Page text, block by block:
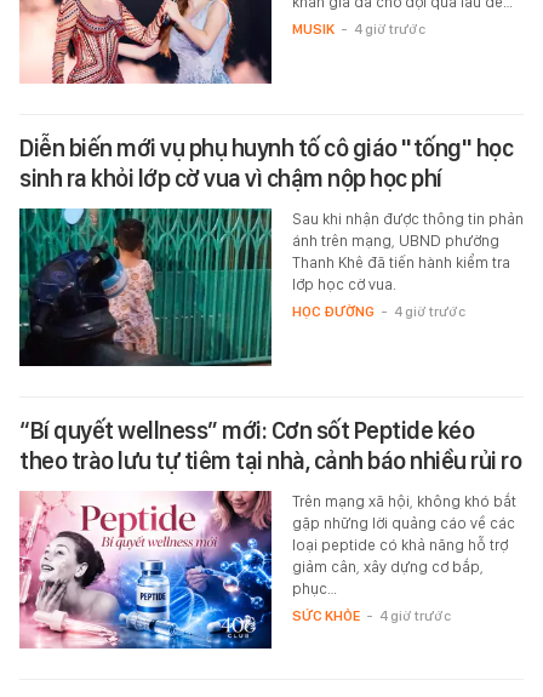
MUSIK - 4 giờ trước
Diễn biến mới vụ phụ huynh tố cô giáo "tống" học
sinh ra khỏi lớp cờ vua vì chậm nộp học phí
Sau khi nhận được thông tin phản
ánh trên mạng, UBND phường
Thanh Khê đã tiến hành kiểm tra
lớp học cờ vua.
HỌC ĐƯỜNG - 4 giờ trước
“Bí quyết wellness” mới: Cơn sốt Peptide kéo
theo trào lưu tự tiêm tại nhà, cảnh báo nhiều rủi ro
Trên mạng xã hội, không khó bắt
gặp những lời quảng cáo về các
loại peptide có khả năng hỗ trợ
giảm cân, xây dựng cơ bắp,
phục…
SỨC KHỎE - 4 giờ trước